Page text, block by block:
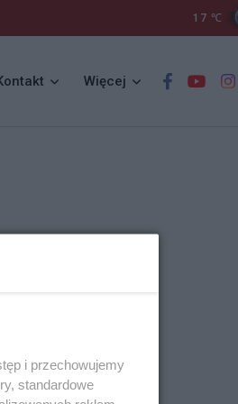
17 ℃
Więcej
i przechowujemy
standardowe